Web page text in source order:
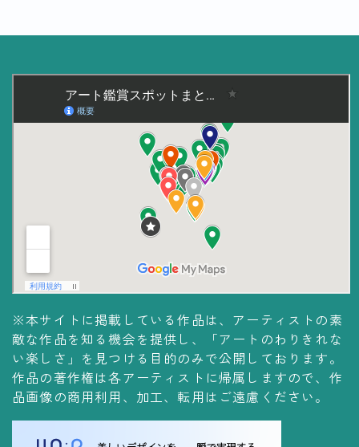
※本サイトに掲載している作品は、アーティストの素
敵な作品を知る機会を提供し、「アートのわりきれな
い楽しさ」を見つける目的のみで公開しております。
作品の著作権は各アーティストに帰属しますので、作
品画像の商用利用、加工、転用はご遠慮ください。